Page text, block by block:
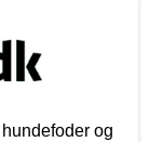
og